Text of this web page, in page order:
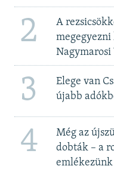
2
A
megegyezni
Nagymarosi
3
Elege van
újabb
4
Még az
dobták – a
emlékezünk